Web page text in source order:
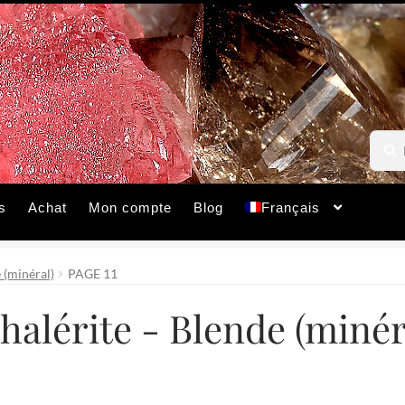
pour :
Achat Mon compte Blog Français
(minéral) PAGE 11
- Blende